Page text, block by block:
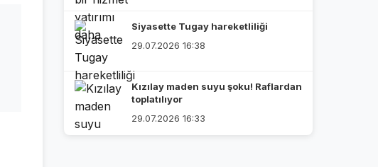
Siyasette Tugay hareketliliği
29.07.2026 16:38
Kızılay maden suyu şoku! Raflardan
toplatılıyor
29.07.2026 16:33